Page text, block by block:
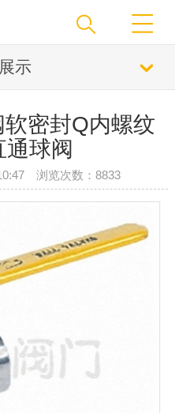
示
密封Q内螺纹
球阀
浏览次数：8833